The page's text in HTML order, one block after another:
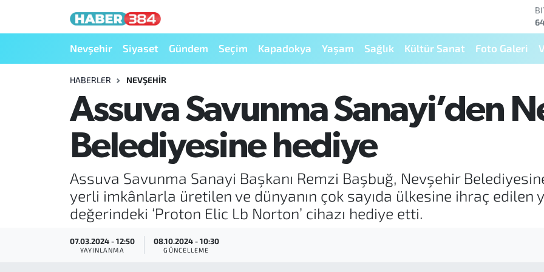
Nevşehir Siyaset Gündem Seçim Kapadokya Yaşam Sağlık Kültür Sanat Foto Galeri
HABERLER NEVŞEHIR
Assuva Savunma Sanayi’den
Belediyesine hediye
Assuva Savunma Sanayi Başkanı Remzi Başbuğ, Nevşehir
yerli imkânlarla üretilen ve dünyanın çok sayıda ülkesine ihraç edilen
değerindeki ‘Proton Elic Lb Norton’ cihazı hediye etti.
07.03.2024 - 12:50
YAYINLANMA
08.10.2024 - 10:30
GÜNCELLEME
Nöbetçi Eczaneler
Hava Durumu
Trafik Durumu
Süper Lig Puan Durumu ve Fikstür
Tüm Manşetler
Son Dakika Haberleri